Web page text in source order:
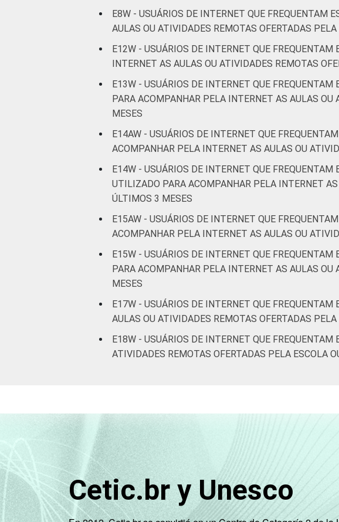
E8W - USUÁRIOS DE INTERNET QUE FREQUENTAM
AULAS OU ATIVIDADES REMOTAS OFERTADAS
E12W - USUÁRIOS DE INTERNET QUE
INTERNET AS AULAS OU ATIVIDADES REMOTAS
E13W - USUÁRIOS DE INTERNET QUE
PARA ACOMPANHAR PELA INTERNET AS AULAS
MESES
E14AW - USUÁRIOS DE INTERNET QUE
ACOMPANHAR PELA INTERNET AS AULAS OU
E14W - USUÁRIOS DE INTERNET QUE
UTILIZADO PARA ACOMPANHAR PELA INTERNET
ÚLTIMOS 3 MESES
E15AW - USUÁRIOS DE INTERNET QUE
ACOMPANHAR PELA INTERNET AS AULAS OU
E15W - USUÁRIOS DE INTERNET QUE
PARA ACOMPANHAR PELA INTERNET AS AULAS
MESES
E17W - USUÁRIOS DE INTERNET QUE
AULAS OU ATIVIDADES REMOTAS OFERTADAS
E18W - USUÁRIOS DE INTERNET QUE
ATIVIDADES REMOTAS OFERTADAS PELA ESCOLA
Cetic.br y Unesco